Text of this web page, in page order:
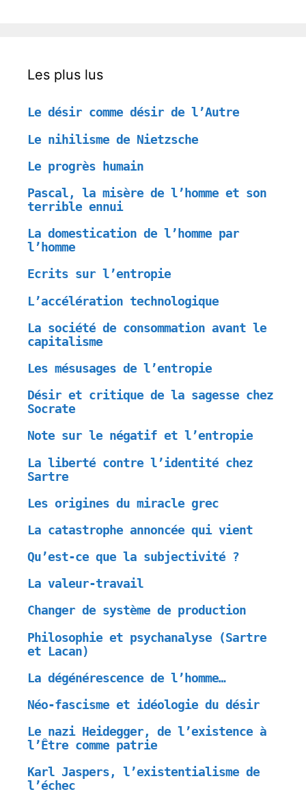
Les plus lus
Le désir comme désir de l’Autre
Le nihilisme de Nietzsche
Le progrès humain
Pascal, la misère de l’homme et son
terrible ennui
La domestication de l’homme par
l’homme
Ecrits sur l’entropie
L’accélération technologique
La société de consommation avant le
capitalisme
Les mésusages de l’entropie
Désir et critique de la sagesse chez
Socrate
Note sur le négatif et l’entropie
La liberté contre l’identité chez
Sartre
Les origines du miracle grec
La catastrophe annoncée qui vient
Qu’est-ce que la subjectivité ?
La valeur-travail
Changer de système de production
Philosophie et psychanalyse (Sartre
et Lacan)
La dégénérescence de l’homme…
Néo-fascisme et idéologie du désir
Le nazi Heidegger, de l’existence à
l’Être comme patrie
Karl Jaspers, l’existentialisme de
l’échec